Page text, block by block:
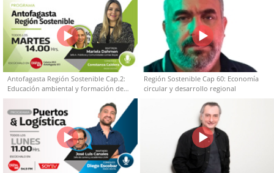
Antofagasta Región Sostenible Cap.2:
Educación ambiental y formación de
capacidades técnicas
Región Sostenible Cap 60: Economía
circular y desarrollo regional